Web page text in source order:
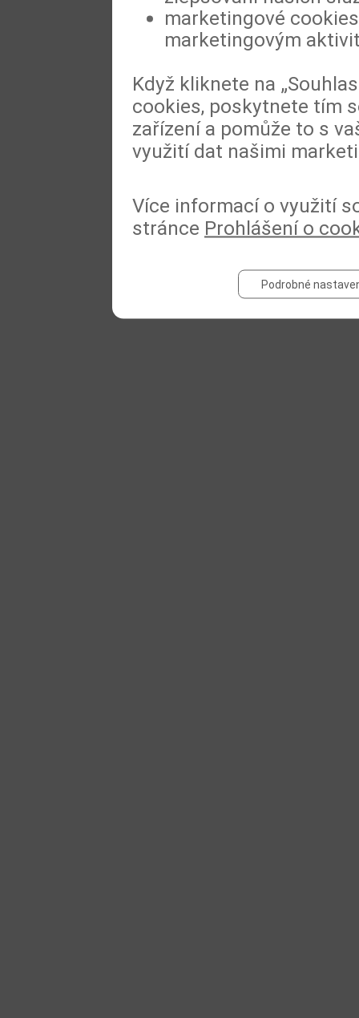
marketingové
marketingovým
Když kliknete na
cookies, poskytnete tím
zařízení a pomůže to s
využití dat našimi
Více informací o využití
stránce Prohlášení o
Podrobné